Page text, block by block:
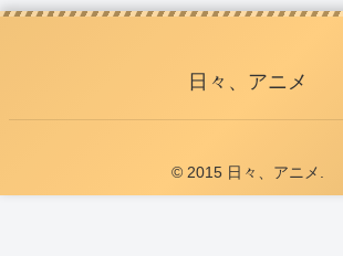
日々、アニメ
© 2015 日々、アニメ.